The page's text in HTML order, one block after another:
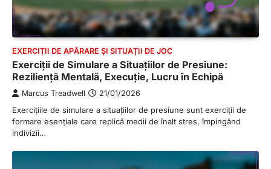
EXERCIȚII DE APĂRARE ȘI SITUAȚII DE JOC
Exerciții de Simulare a Situațiilor de Presiune:
Reziliență Mentală, Execuție, Lucru în Echipă
Marcus Treadwell 21/01/2026
Exercițiile de simulare a situațiilor de presiune sunt exerciții de
formare esențiale care replică medii de înalt stres, împingând
indivizii…